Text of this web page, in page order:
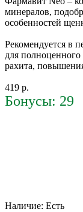
минералов,
особенностей
Рекомендуется в
для полноценного
рахита,
419 р.
Бонусы: 29
Наличие: Есть